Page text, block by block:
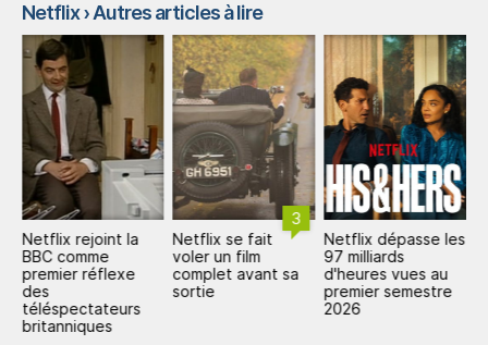
Netflix› Autres articles à lire
Netflix rejoint la
BBC comme
premier réflexe
des
téléspectateurs
britanniques
3
Netflix se fait
voler un film
complet avant sa
sortie
Netflix dépasse les
97 milliards
d'heures vues au
premier semestre
2026